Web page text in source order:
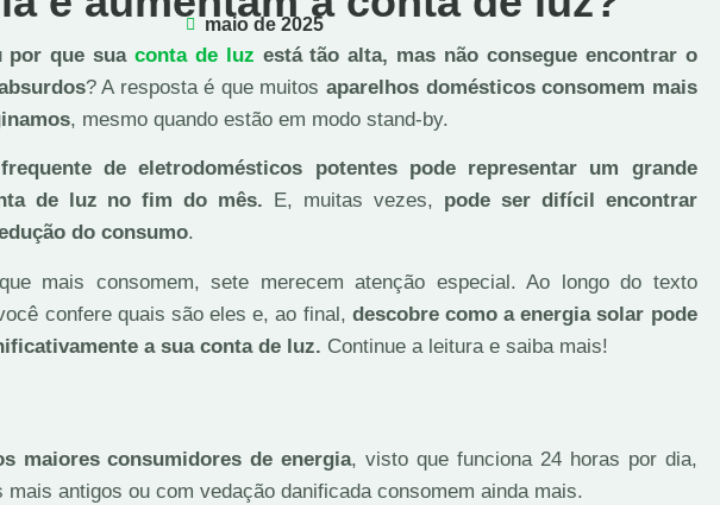
maio de 2025
por que suaconta de luz está tão alta, mas não consegue encontrar o
? A resposta é que muitos aparelhos domésticos consomem mais
, mesmo quando estão em modo stand-by.
de eletrodomésticos potentes pode representar um grande
de luz no fim do mês. E, muitas vezes, pode ser difícil encontrar
do consumo.
mais consomem, sete merecem atenção especial. Ao longo do texto
confere quais são eles e, ao final, descobre como a energia solar pode
a sua conta de luz. Continue a leitura e saiba mais!
maiores consumidores de energia, visto que funciona 24 horas por dia,
mais antigos ou com vedação danificada consomem ainda mais.